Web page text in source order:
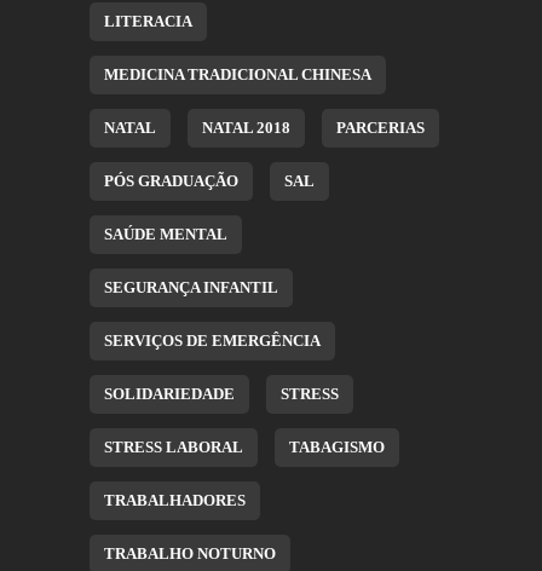
LITERACIA
MEDICINA TRADICIONAL CHINESA
NATAL NATAL 2018 PARCERIAS
PÓS GRADUAÇÃO SAL
SAÚDE MENTAL
SEGURANÇA INFANTIL
SERVIÇOS DE EMERGÊNCIA
SOLIDARIEDADE STRESS
STRESS LABORAL TABAGISMO
TRABALHADORES
TRABALHO NOTURNO